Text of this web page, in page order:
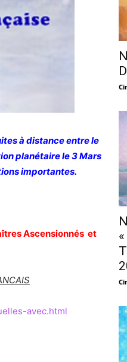
à distance entre le
planétaire le 3 Mars
importantes.
Ascensionnés et
avec.html